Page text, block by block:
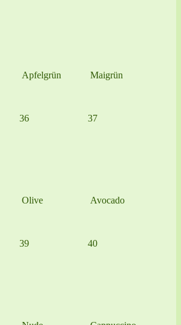
Apfelgrün Maigrün
36
Olive
37
Avocado
39 40